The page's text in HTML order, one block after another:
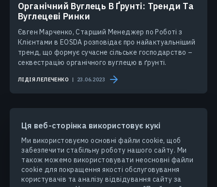
Ця веб-сторінка використовує кукі
Ми використовуємо основні файли cookie, щоб
забезпечити стабільну роботу нашого сайту. Ми
також можемо використовувати неосновні файли
cookie для покращення якості обслуговування
користувачів та аналізу відвідування сайту за
Органічний Вуглець В Ґрунті: Тренди Та
Вуглецеві Ринки
Євген Марченко, Старший Менеджер по Роботі з
Клієнтами в EOSDA розповідає про найактуальніший
тренд, що формує сучасне сільське господарство –
секвестрацію органічного вуглецю в ґрунті.
ЛІДІЯ ЛЕЛЕЧЕНКО 23.06.2023
ПРОДУКТИ ТА РІШЕННЯ
ГАЛУЗІ